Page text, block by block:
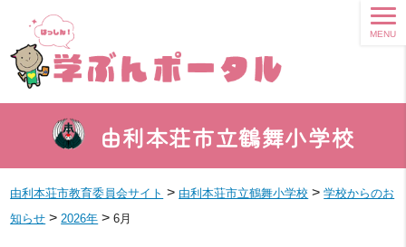
由利本荘市立鶴舞小学校
MENU
由利本荘市教育委員会サイト > 由利本荘市立鶴舞小学校 >学校からのお
知らせ > 2026年 >6月